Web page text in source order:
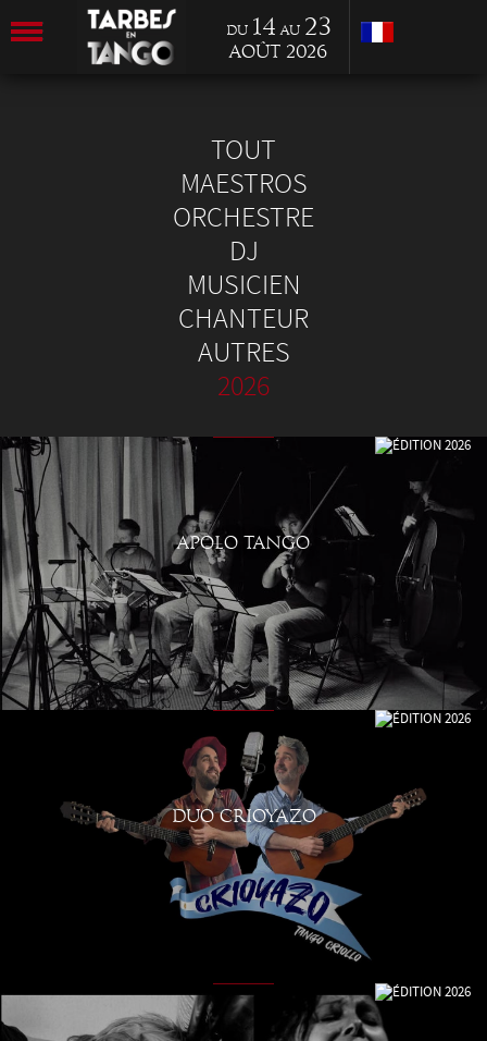
du 14 au 23
Août 2026
TOUT
MAESTROS
ORCHESTRE
DJ
MUSICIEN
CHANTEUR
AUTRES
2026
APOLO TANGO
DUO CRIOYAZO